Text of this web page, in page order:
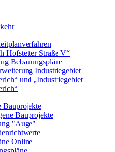
Hofstetter Straße V“
Bebauungspläne
Industriegebiet
und „Industriegebiet
Bauprojekte
Bauprojekte
"Auge"
Online